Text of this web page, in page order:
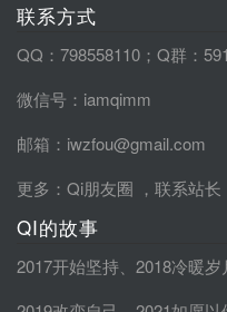
联系方式
QQ：798558110；Q群：
微信号：iamqimm
邮箱：iwzfou@gmail.com
更多： Qi朋友圈 ， 联系站长
QI的故事
2017开始坚持、 2018冷暖岁